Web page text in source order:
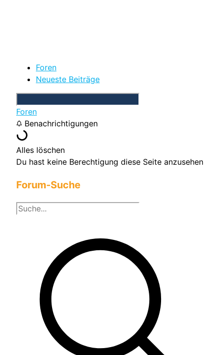
Foren
Neueste Beiträge
Foren
Benachrichtigungen
Alles löschen
Du hast keine Berechtigung diese Seite anzusehen
Forum-Suche